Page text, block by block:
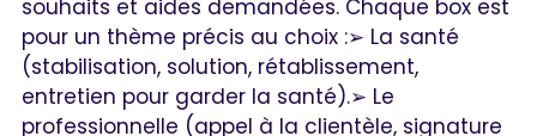
souhaits et aides demandées. Chaque box est
pour un thème précis au choix :➢ La santé
(stabilisation, solution, rétablissement,
entretien pour garder la santé).➢ Le
professionnelle (appel à la clientèle, signature